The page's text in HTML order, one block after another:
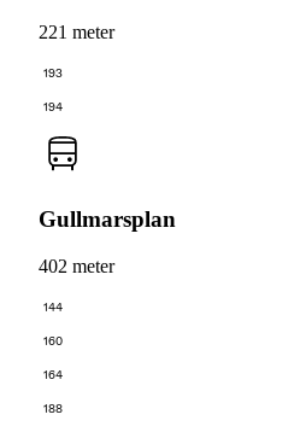
221 meter
193
194
Gullmarsplan
402 meter
144
160
164
188